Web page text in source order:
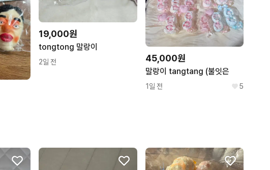
19,000원
tongtong 말랑이
2일 전 45,000원
말랑이 tangtang (불잇은
1일 전 5